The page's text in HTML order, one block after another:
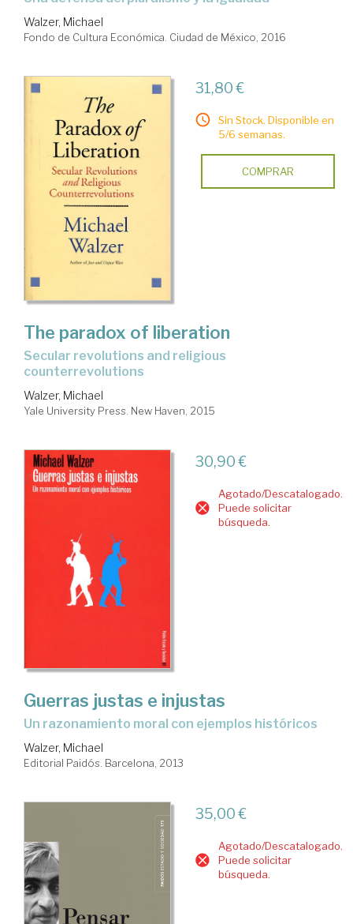
Walzer, Michael
Fondo de Cultura Económica. Ciudad de México, 2016
31,80 €
Sin Stock. Disponible en
5/6 semanas.
COMPRAR
The paradox of liberation
secular revolutions and religious
counterrevolutions
Walzer, Michael
Yale University Press. New Haven, 2015
30,90 €
Agotado/Descatalogado.
Puede solicitar
búsqueda.
Guerras justas e injustas
un razonamiento moral con ejemplos históricos
Walzer, Michael
Editorial Paidós. Barcelona, 2013
35,00 €
Agotado/Descatalogado.
Puede solicitar
búsqueda.